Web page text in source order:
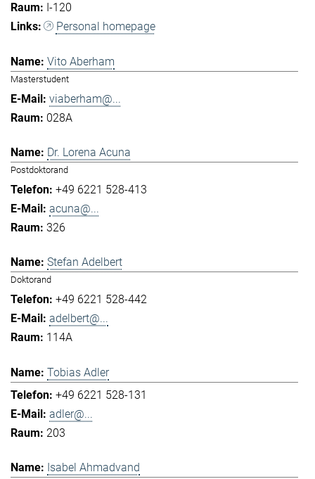
I-120
Personal homepage
Vito Aberham
Masterstudent
viaberham@...
028A
Dr. Lorena Acuna
Postdoktorand
+49 6221 528-413
acuna@...
326
Stefan Adelbert
Doktorand
+49 6221 528-442
adelbert@...
114A
Tobias Adler
+49 6221 528-131
adler@...
203
Isabel Ahmadvand